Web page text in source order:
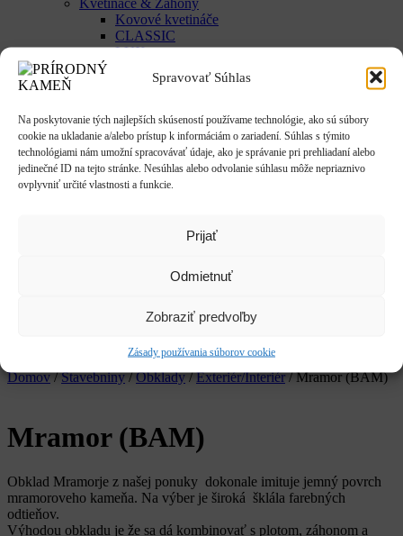
Spravovať Súhlas
Na poskytovanie tých najlepších skúseností používame technológie, ako sú súbory
cookie na ukladanie a/alebo prístup k informáciám o zariadení. Súhlas s týmito
technológiami nám umožní spracovávať údaje, ako je správanie pri prehliadaní alebo
jedinečné ID na tejto stránke. Nesúhlas alebo odvolanie súhlasu môže nepriaznivo
ovplyvniť určité vlastnosti a funkcie.
Prijať
Odmietnuť
Zobraziť predvoľby
Zásady používania súborov cookie
Kvetináče & Záhony
Kovové kvetináče
CLASSIC
LUX
Vyvýšené záhony
Reliéfy
Rôzne
Sochy
Anjeli & Sv. sochy
Betlehem
Tienidlá & Svietidlá
Vyhľadávanie
Domov/Stavebniny/Obklady/Exteriér/Interiér/ Mramor (BAM)
Mramor (BAM)
Obklad Mramorje z našej ponuky dokonale imituje jemný povrch
mramoroveho kameňa. Na výber je široká šklála farebných
odtieňov.
Výhodou obkladu je že sa dá kombinovať s plotom, záhonom a